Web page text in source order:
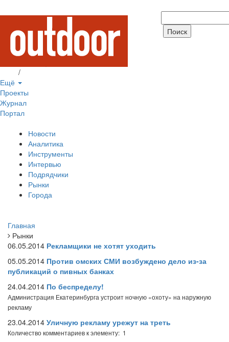
/
Ещё
Проекты
Журнал
Портал
Новости
Аналитика
Инструменты
Интервью
Подрядчики
Рынки
Города
Главная
Рынки
06.05.2014 Рекламщики не хотят уходить
05.05.2014 Против омских СМИ возбуждено дело из-за
публикаций о пивных банках
24.04.2014 По беспределу!
Администрация Екатеринбурга устроит ночную «охоту» на наружную
рекламу
23.04.2014 Уличную рекламу урежут на треть
Количество комментариев к элементу: 1